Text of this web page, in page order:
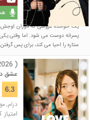
یک خواننده عروسی که دوران
پسرانه دوست می شود. اما وقتی
ستاره را احیا می کند، برای پس
)
عشق
6.3
درام,
امتیاز